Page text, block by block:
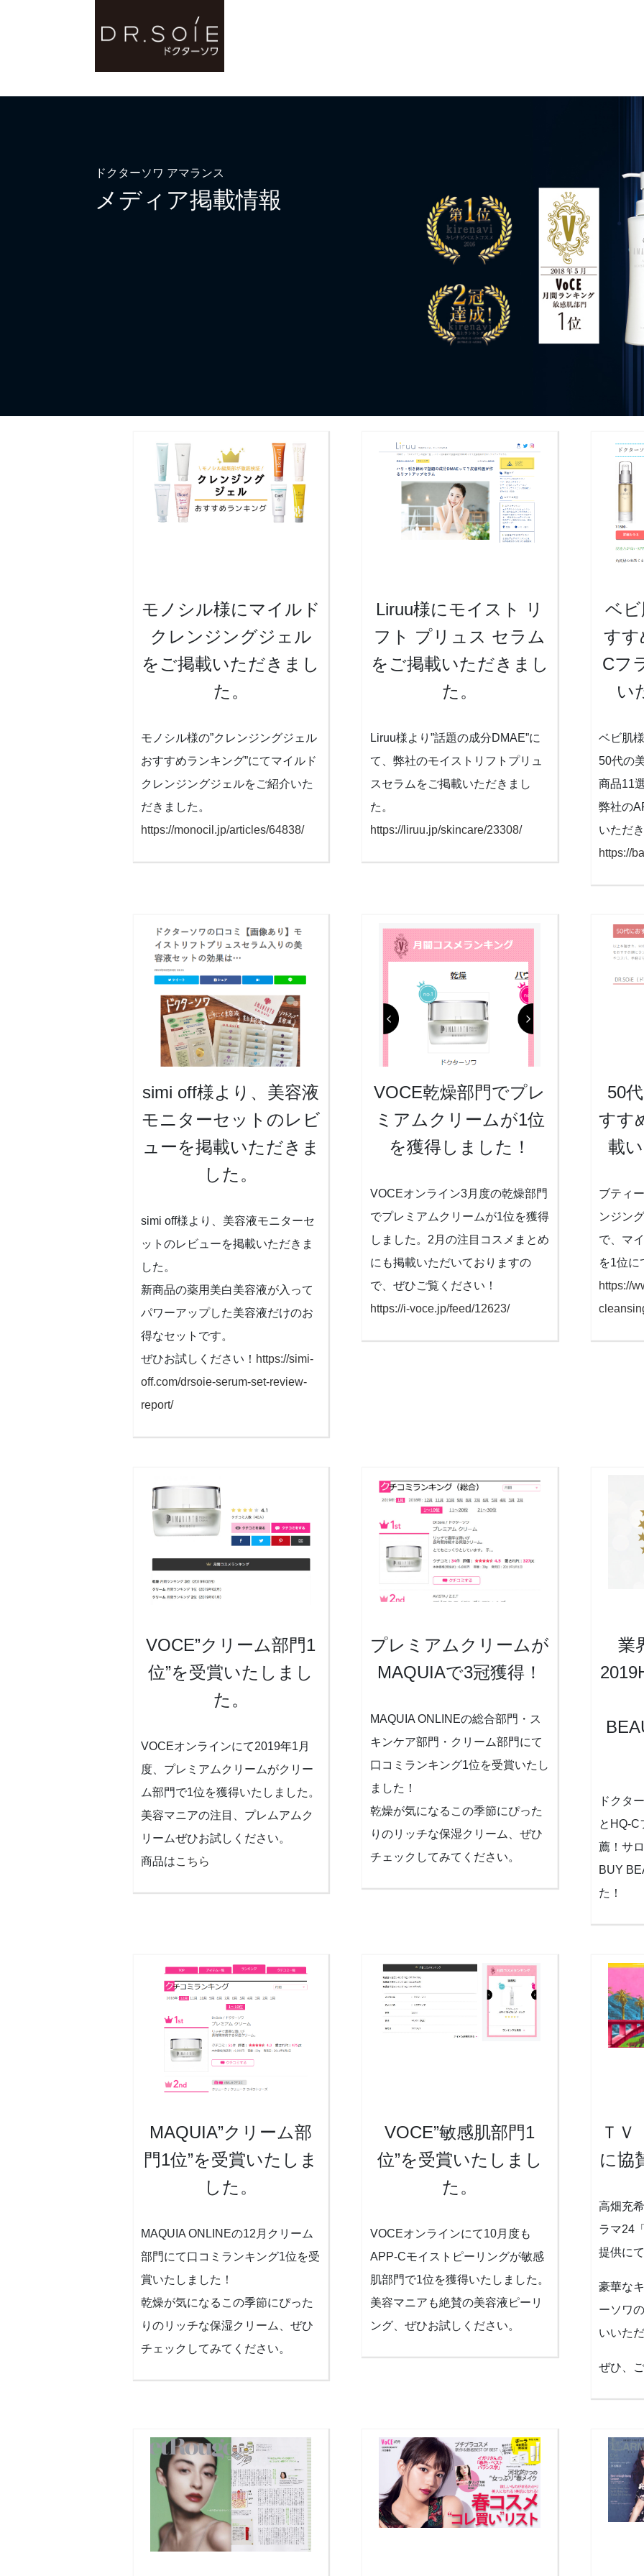
ドクターソワ アマランス
メディア掲載情報
モノシル様にマイルド
クレンジングジェル
をご掲載いただきまし
た。
モノシル様の”クレンジングジェル
おすすめランキング”にてマイルド
クレンジングジェルをご紹介いた
だきました。
https://monocil.jp/articles/64838/
Liruu様にモイスト リ
フト プリュス セラム
をご掲載いただきまし
た。
Liruu様より”話題の成分DMAE”に
て、弊社のモイストリフトプリュ
スセラムをご掲載いただきまし
た。
https://liruu.jp/skincare/23308/
ベビ
すす
Cフ
い
ベビ肌
50代の
商品11
弊社の
いただ
https://
simi off様より、美容液
モニターセットのレビ
ューを掲載いただきま
した。
simi off様より、美容液モニターセ
ットのレビューを掲載いただきま
した。
新商品の薬用美白美容液が入って
パワーアップした美容液だけのお
得なセットです。
ぜひお試しください！ https://simi-
off.com/drsoie-serum-set-review-
report/
VOCE乾燥部門でプレ
ミアムクリームが1位
を獲得しました！
VOCEオンライン3月度の乾燥部門
でプレミアムクリームが1位を獲得
しました。2月の注目コスメまとめ
にも掲載いただいておりますの
で、ぜひご覧ください！
https://i-voce.jp/feed/12623/
50
すす
載
ブティ
ンジン
で、マ
を1位に
https://
VOCE”クリーム部門1
位”を受賞いたしまし
た。
VOCEオンラインにて2019年1月
度、プレミアムクリームがクリー
ム部門で1位を獲得いたしました。
美容マニアの注目、プレムアムク
リームぜひお試しください。
商品はこちら
プレミアムクリームが
MAQUIAで3冠獲得！
MAQUIA ONLINEの総合部門・ス
キンケア部門・クリーム部門にて
口コミランキング1位を受賞いたし
ました！
乾燥が気になるこの季節にぴった
りのリッチな保湿クリーム、ぜひ
チェックしてみてください。
業
ドクタ
とHQ-C
薦！サ
BUY
た！
MAQUIA”クリーム部
門1位”を受賞いたしま
した。
MAQUIA ONLINEの12月クリーム
部門にて口コミランキング1位を受
賞いたしました！
乾燥が気になるこの季節にぴった
りのリッチな保湿クリーム、ぜひ
チェックしてみてください。
VOCE”敏感肌部門1
位”を受賞いたしまし
た。
VOCEオンラインにて10月度も
APP-Cモイストピーリングが敏感
肌部門で1位を獲得いたしました。
美容マニアも絶賛の美容液ピーリ
ング、ぜひお試しください。
ＴＶ
に協
高畑充
ラマ24
提供に
豪華な
ーソワ
いいた
ぜひ、